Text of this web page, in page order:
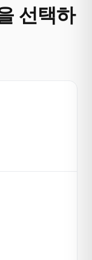
선택하